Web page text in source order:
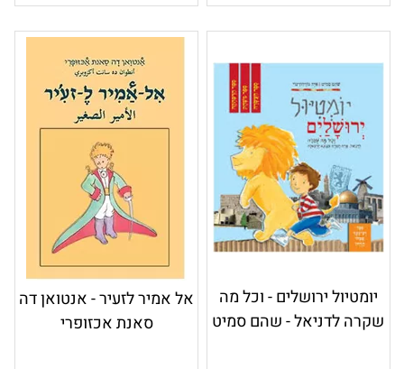
יומטיול ירושלים - וכל מה
שקרה לדניאל - שהם סמיט
אל אמיר לזעיר - אנטואן דה
סאנת אכזופרי